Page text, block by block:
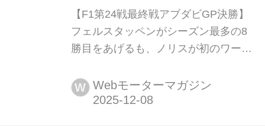
【F1第24戦最終戦アブダビGP決勝】
フェルスタッペンがシーズン最多の8
勝目をあげるも、ノリスが初のワール
地時間)、F1第24戦アブダビGPがアラ
ブ首長国連邦の首都アブダビのヤス・
W Webモーターマガジン